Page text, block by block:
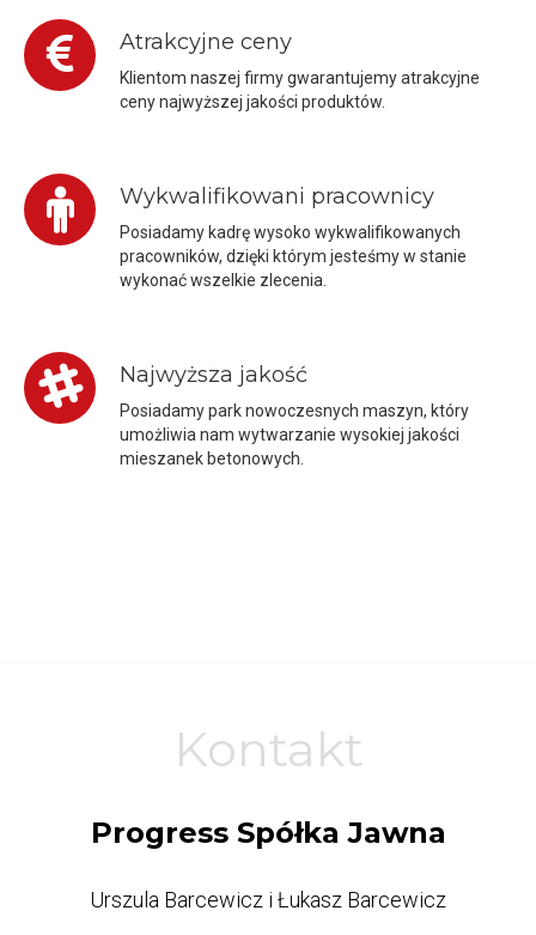
Atrakcyjne ceny
Klientom naszej firmy gwarantujemy atrakcyjne
ceny najwyższej jakości produktów.
Wykwalifikowani pracownicy
Posiadamy kadrę wysoko wykwalifikowanych
pracowników, dzięki którym jesteśmy w stanie
wykonać wszelkie zlecenia.
Najwyższa jakość
Posiadamy park nowoczesnych maszyn, który
umożliwia nam wytwarzanie wysokiej jakości
mieszanek betonowych.
Kontakt
Progress Spółka Jawna
Urszula Barcewicz i Łukasz Barcewicz